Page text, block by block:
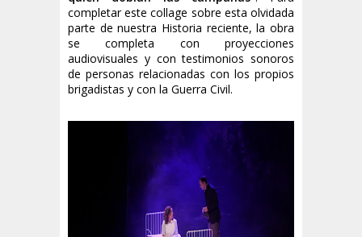
completar este collage sobre esta olvidada
parte de nuestra Historia reciente, la obra
se completa con proyecciones
audiovisuales y con testimonios sonoros
de personas relacionadas con los propios
brigadistas y con la Guerra Civil.